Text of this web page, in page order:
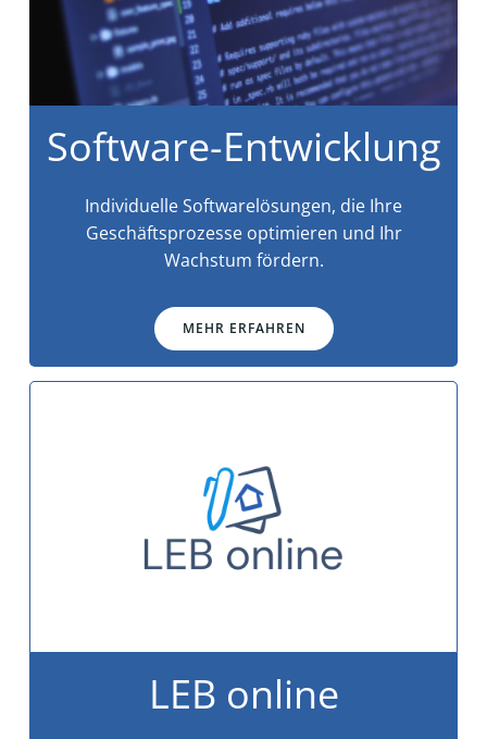
Software-Entwicklung
Individuelle Softwarelösungen, die Ihre
Geschäftsprozesse optimieren und Ihr
Wachstum fördern.
MEHR ERFAHREN
LEB online